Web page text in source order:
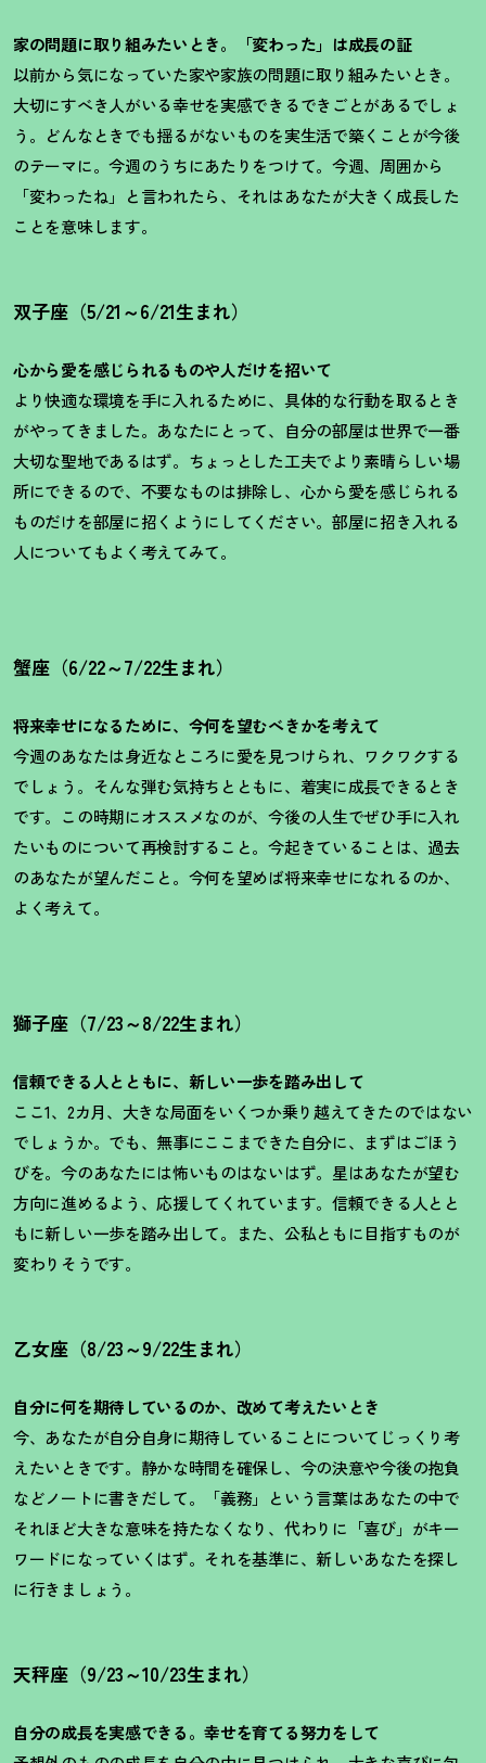
家の問題に取り組みたいとき。「変わった」は成長の証
以前から気になっていた家や家族の問題に取り組みたいとき。
大切にすべき人がいる幸せを実感できるできごとがあるでしょ
う。どんなときでも揺るがないものを実生活で築くことが今後
のテーマに。今週のうちにあたりをつけて。今週、周囲から
「変わったね」と言われたら、それはあなたが大きく成長した
ことを意味します。
双子座（5/21～6/21生まれ）
心から愛を感じられるものや人だけを招いて
より快適な環境を手に入れるために、具体的な行動を取るとき
がやってきました。あなたにとって、自分の部屋は世界で一番
大切な聖地であるはず。ちょっとした工夫でより素晴らしい場
所にできるので、不要なものは排除し、心から愛を感じられる
ものだけを部屋に招くようにしてください。部屋に招き入れる
人についてもよく考えてみて。
蟹座（6/22～7/22生まれ）
将来幸せになるために、今何を望むべきかを考えて
今週のあなたは身近なところに愛を見つけられ、ワクワクする
でしょう。そんな弾む気持ちとともに、着実に成長できるとき
です。この時期にオススメなのが、今後の人生でぜひ手に入れ
たいものについて再検討すること。今起きていることは、過去
のあなたが望んだこと。今何を望めば将来幸せになれるのか、
よく考えて。
獅子座（7/23～8/22生まれ）
信頼できる人とともに、新しい一歩を踏み出して
ここ1、2カ月、大きな局面をいくつか乗り越えてきたのではない
でしょうか。でも、無事にここまできた自分に、まずはごほう
びを。今のあなたには怖いものはないはず。星はあなたが望む
方向に進めるよう、応援してくれています。信頼できる人とと
もに新しい一歩を踏み出して。また、公私ともに目指すものが
変わりそうです。
乙女座（8/23～9/22生まれ）
自分に何を期待しているのか、改めて考えたいとき
今、あなたが自分自身に期待していることについてじっくり考
えたいときです。静かな時間を確保し、今の決意や今後の抱負
などノートに書きだして。「義務」という言葉はあなたの中で
それほど大きな意味を持たなくなり、代わりに「喜び」がキー
ワードになっていくはず。それを基準に、新しいあなたを探し
に行きましょう。
天秤座（9/23～10/23生まれ）
自分の成長を実感できる。幸せを育てる努力をして